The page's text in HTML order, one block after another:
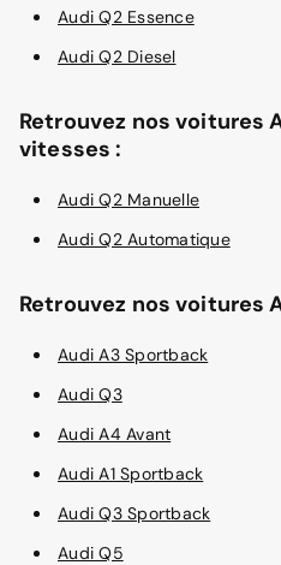
Audi Q2 Essence
Audi Q2 Diesel
Retrouvez nos voitures
vitesses :
Audi Q2 Manuelle
Audi Q2 Automatique
Retrouvez nos voitures
Audi A3 Sportback
Audi Q3
Audi A4 Avant
Audi A1 Sportback
Audi Q3 Sportback
Audi Q5